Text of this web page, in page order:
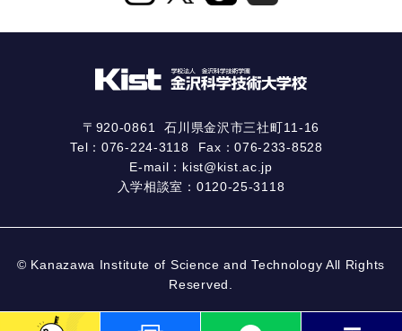
〒920-0861
石川県金沢市三社町11-16
Tel：076-224-3118
Fax：076-233-8528
E-mail： kist@kist.ac.jp
入学相談室： 0120-25-3118
© Kanazawa Institute of Science and Technology All Rights
Reserved.